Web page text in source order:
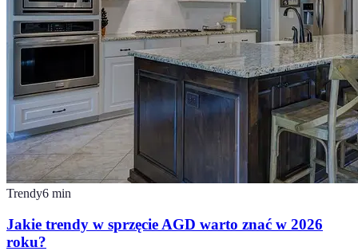
Trendy6 min
Jakie trendy w sprzęcie AGD warto znać w 2026
roku?